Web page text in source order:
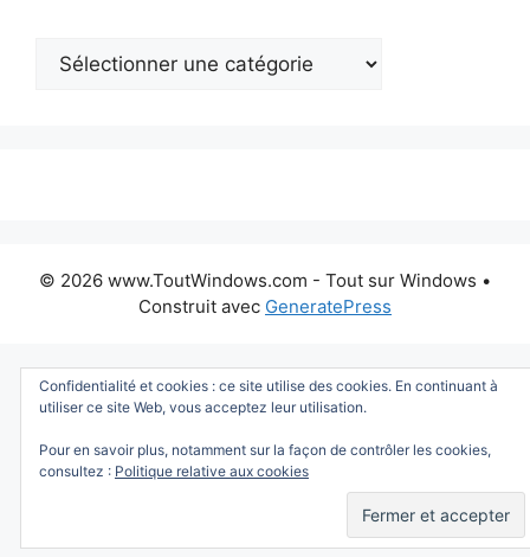
Catégories
© 2026 www.ToutWindows.com - Tout sur Windows •
Construit avec GeneratePress
Confidentialité et cookies : ce site utilise des cookies. En continuant à
utiliser ce site Web, vous acceptez leur utilisation.
Pour en savoir plus, notamment sur la façon de contrôler les cookies,
consultez : Politique relative aux cookies